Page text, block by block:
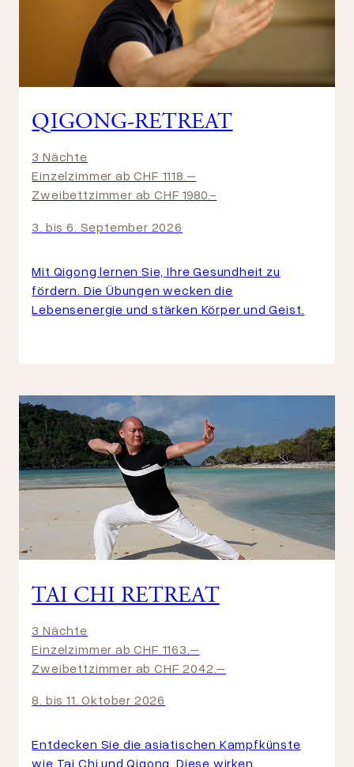
QIGONG-RETREAT
3 Nächte
Einzelzimmer ab CHF 1118.–
Zweibettzimmer ab CHF1980.-
3. bis 6. September 2026
Mit Qigong lernen Sie, Ihre Gesundheit zu
fördern. Die Übungen wecken die
Lebensenergie und stärken Körper und Geist.
TAI CHI RETREAT
3 Nächte
Einzelzimmer ab CHF 1163.–
Zweibettzimmer ab CHF 2042.–
8. bis 11. Oktober 2026
Entdecken Sie die asiatischen Kampfkünste
wie Tai Chi und Qigong. Diese wirken